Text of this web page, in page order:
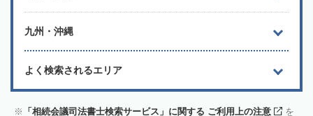
九州・沖縄
よく検索されるエリア
「相続会議司法書士検索サービス」に関する ご利用上の注意
を